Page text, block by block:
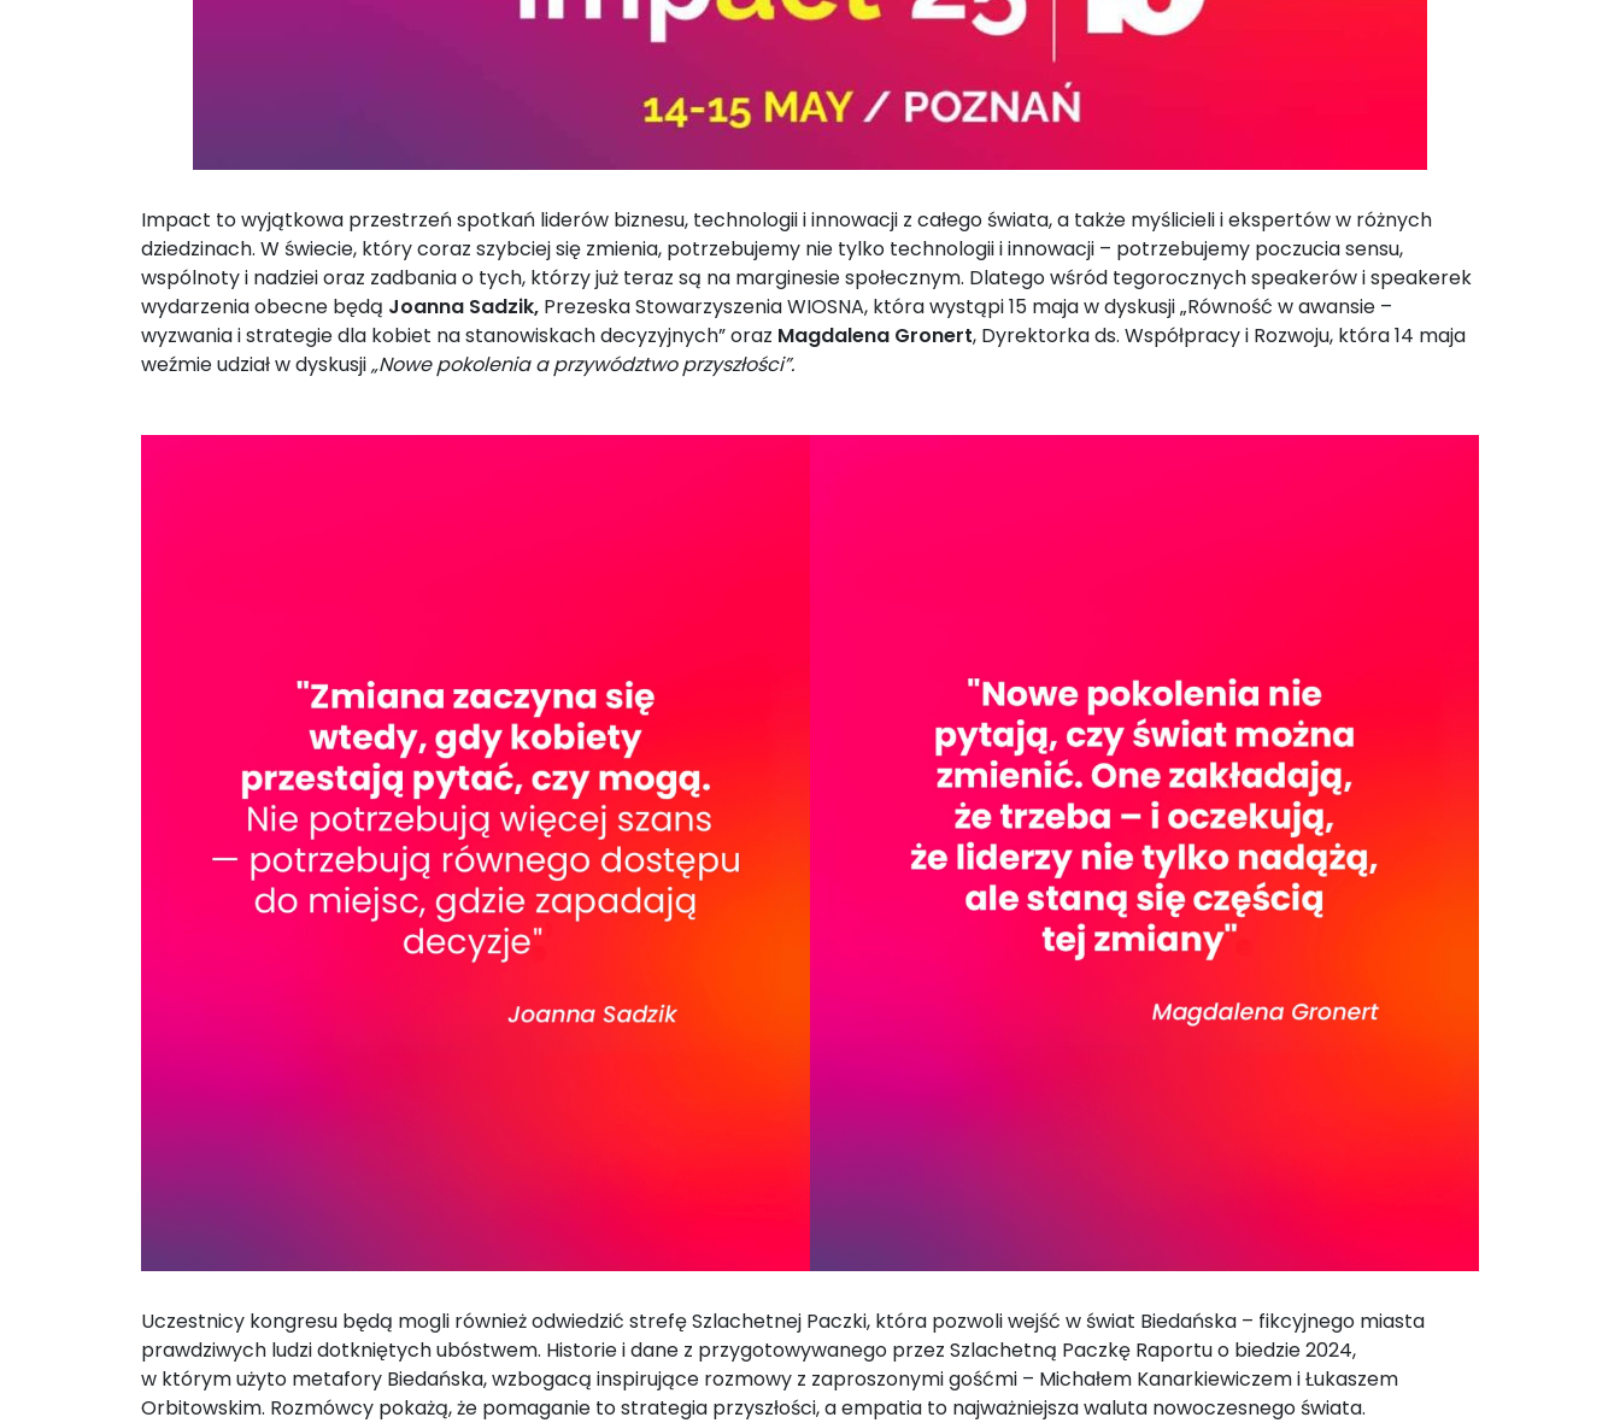
Impact to wyjątkowa przestrzeń spotkań liderów biznesu, technologii i innowacji z całego świata, a także myślicieli i ekspertów w różnych
dziedzinach. W świecie, który coraz szybciej się zmienia, potrzebujemy nie tylko technologii i innowacji – potrzebujemy poczucia sensu,
wspólnoty i nadziei oraz zadbania o tych, którzy już teraz są na marginesie społecznym. Dlatego wśród tegorocznych speakerów i speakerek
wydarzenia obecne będą Joanna Sadzik, Prezeska Stowarzyszenia WIOSNA, która wystąpi 15 maja w dyskusji „Równość w awansie –
wyzwania i strategie dla kobiet na stanowiskach decyzyjnych” oraz Magdalena Gronert, Dyrektorka ds. Współpracy i Rozwoju, która 14 maja
weźmie udział w dyskusji„Nowe pokolenia a przywództwo przyszłości”.
Uczestnicy kongresu będą mogli również odwiedzić strefę Szlachetnej Paczki, która pozwoli wejść w świat Biedańska – fikcyjnego miasta
prawdziwych ludzi dotkniętych ubóstwem. Historie i dane z przygotowywanego przez Szlachetną Paczkę Raportu o biedzie 2024,
w którym użyto metafory Biedańska, wzbogacą inspirujące rozmowy z zaproszonymi gośćmi – Michałem Kanarkiewiczem i Łukaszem
Orbitowskim. Rozmówcy pokażą, że pomaganie to strategia przyszłości, a empatia to najważniejsza waluta nowoczesnego świata.